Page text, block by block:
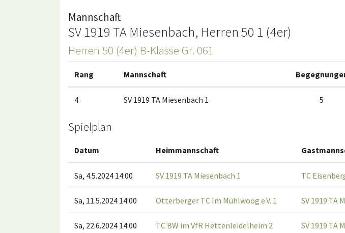
Mannschaft
SV 1919 TA Miesenbach, Herren 50 1 (4er)
Herren 50 (4er) B-Klasse Gr. 061
Rang Mannschaft
4 SV 1919 TA Miesenbach 1 5
Spielplan
Datum Heimmannschaft
Sa, 4.5.2024 14:00 SV 1919 TA Miesenbach 1 TC
Sa, 11.5.2024 14:00 Otterberger TC Im Mühlwoog e.V. 1 SV 1919 TA
Sa, 22.6.2024 14:00 TC BW im VfR Hettenleidelheim 2 SV 1919 TA